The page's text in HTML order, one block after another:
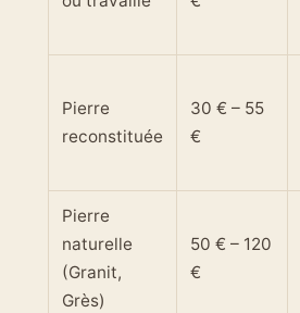
Pierre
reconstituée
30 € – 55
€
Pierre
naturelle
(Granit,
Grès)
50 € – 120
€